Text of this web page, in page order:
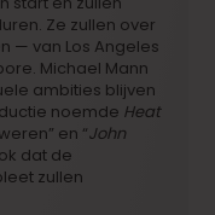
Ze zullen over
— van Los Angeles
Michael Mann
ambities blijven
noemde Heat
en “John
dat de
zullen